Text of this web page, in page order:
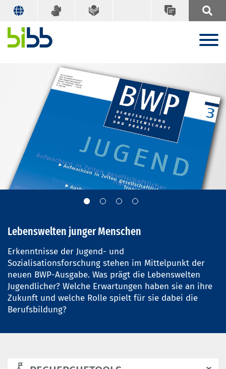
Lebenswelten junger Menschen
Erkenntnisse der Jugend- und
Sozialisationsforschung stehen im Mittelpunkt der
neuen BWP-Ausgabe. Was prägt die Lebenswelten
Jugendlicher? Welche Erwartungen haben sie an ihre
Zukunft und welche Rolle spielt für sie dabei die
Berufsbildung?